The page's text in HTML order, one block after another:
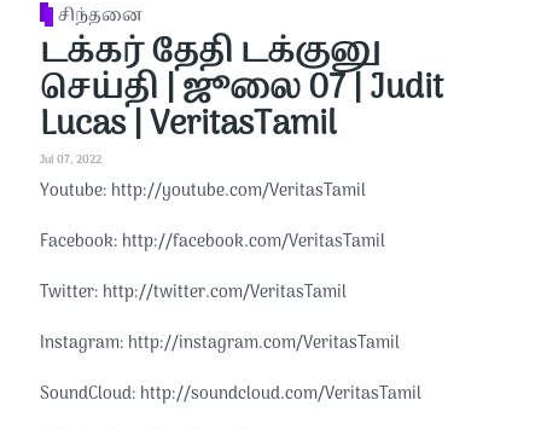
சிந்தனை
டக்கர் தேதி டக்குனு
செய்தி | ஜூலை 07 | Judit
Lucas | VeritasTamil
Jul 07, 2022
Youtube: http://youtube.com/VeritasTamil​​
Facebook: http://facebook.com/VeritasTamil​​
Twitter: http://twitter.com/VeritasTamil​​
Instagram: http://instagram.com/VeritasTamil​​
SoundCloud: http://soundcloud.com/VeritasTamil​​